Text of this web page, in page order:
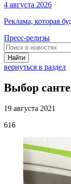
4 августа 2026
Реклама, которая
Пресс-релизы
Найти
вернуться в раздел
Выбор
19 августа 2021
616